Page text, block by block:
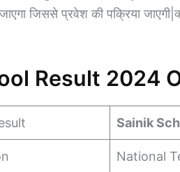
जिससे प्रवेश की पक्रिया
Result 2024
Sainik
National